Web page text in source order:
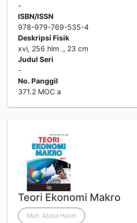
-
ISBN/ISSN
978-979-769-535-4
Deskripsi Fisik
xvi, 256 hlm ., 23 cm
Judul Seri
-
No. Panggil
371.2 MOC a
Teori Ekonomi Makro
Muh. Abdul Halim